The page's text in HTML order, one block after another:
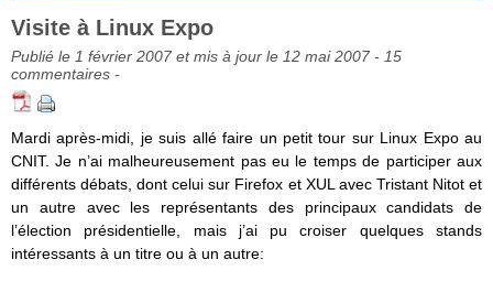
Visite à Linux Expo
Publié le 1 février 2007 et mis à jour le 12 mai 2007 - 15
commentaires -
Mardi après-midi, je suis allé faire un petit tour sur Linux Expo au
CNIT. Je n’ai malheureusement pas eu le temps de participer aux
différents débats, dont celui sur Firefox et XUL avec Tristant Nitot et
un autre avec les représentants des principaux candidats de
l’élection présidentielle, mais j’ai pu croiser quelques stands
intéressants à un titre ou à un autre: